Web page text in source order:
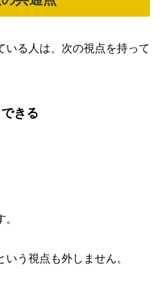
いる人は、次の視点を持って
きる
う視点も外しません。